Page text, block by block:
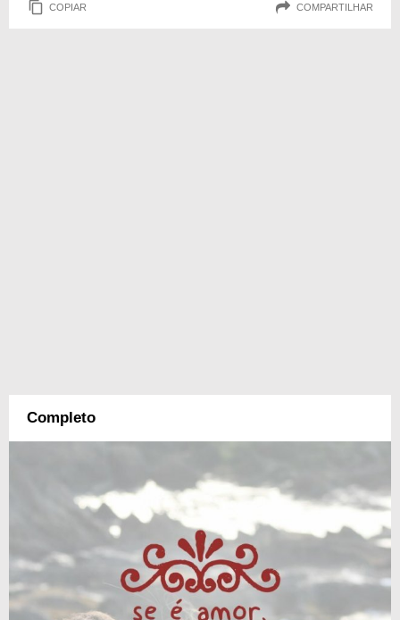
COPIAR COMPARTILHAR
Completo